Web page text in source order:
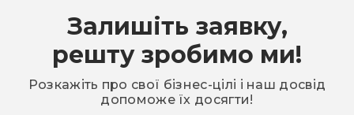
Залишіть заявку,
решту зробимо ми!
Розкажіть про свої бізнес-цілі і наш досвід
допоможе їх досягти!